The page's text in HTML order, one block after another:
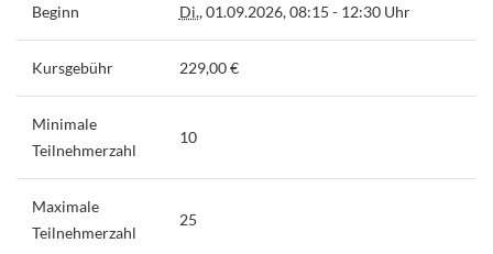
Beginn Di., 01.09.2026, 08:15 - 12:30 Uhr
Kursgebühr 229,00 €
Minimale
Teilnehmerzahl
10
Maximale
Teilnehmerzahl
25